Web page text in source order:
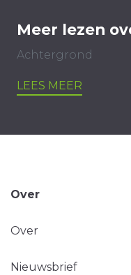
Meer lezen
Achtergrond
LEES MEER
Over
Over
Nieuwsbrief